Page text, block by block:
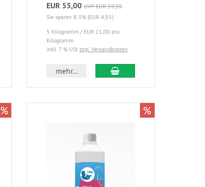
EUR 55,00 UVP EUR 59,95
Sie sparen 8.3% (EUR 4,95)
5 Kilogramm / EUR 11,00 pro
Kilogramm
inkl. 7 % UStzzgl. Versandkosten
mehr...
% %